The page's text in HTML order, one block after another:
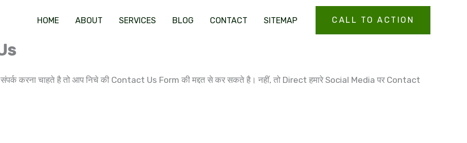
HOME ABOUT SERVICES BLOG CONTACT SITEMAP CALL TO ACTION
संपर्क करना चाहते है तो आप निचे की Contact Us Form की मद्दत से कर सकते है। नहीं, तो Direct हमारे Social Media पर Contact